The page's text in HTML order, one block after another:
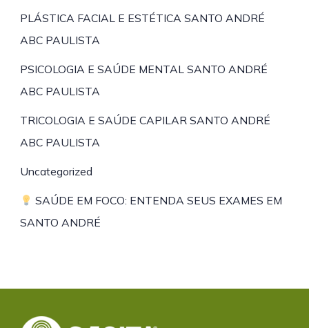
PLÁSTICA FACIAL E ESTÉTICA SANTO ANDRÉ
ABC PAULISTA
PSICOLOGIA E SAÚDE MENTAL SANTO ANDRÉ
ABC PAULISTA
TRICOLOGIA E SAÚDE CAPILAR SANTO ANDRÉ
ABC PAULISTA
Uncategorized
SAÚDE EM FOCO: ENTENDA SEUS EXAMES EM
SANTO ANDRÉ